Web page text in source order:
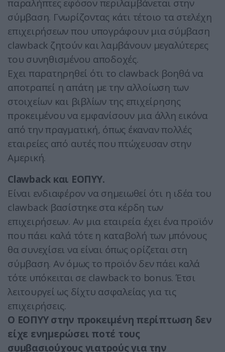
παραλήπτες εφόσον περιλαμβάνεται στην
σύμβαση. Γνωρίζοντας κάτι τέτοιο τα στελέχη
επιχειρήσεων που υπογράφουν μια σύμβαση
clawback ζητούν και λαμβάνουν μεγαλύτερες
του συνηθισμένου αποδοχές.
Εχει παρατηρηθεί ότι το clawback βοηθά να
αποτραπεί η απάτη με την αλλοίωση των
στοιχείων και βιβλίων της επιχείρησης
προκειμένου να εμφανίσουν μια άλλη εικόνα
από την πραγματική, όπως έκαναν πολλές
εταιρείες από αυτές που πτώχευσαν στην
Αμερική.
Clawback και ΕΟΠΥΥ.
Είναι ενδιαφέρον να σημειωθεί ότι η ιδέα του
clawback βασίστηκε στα κέρδη των
επιχειρήσεων. Αν μια εταιρεία έχει ένα προϊόν
που πάει καλά τότε η καταβολή των μπόνους
θα συνεχίσει να είναι όπως ορίζεται στη
σύμβαση. Αν όμως το προϊόν δεν πάει καλά
τότε υπόκειται σε clawback το bonus. Έτσι
λειτουργεί ως δίχτυ ασφαλείας για τις
επιχειρήσεις.
Ο ΕΟΠΥΥ στην προκειμένη περίπτωση δεν
είχε ενημερώσει ποτέ τους
συμβασιούχους γιατρούς για την